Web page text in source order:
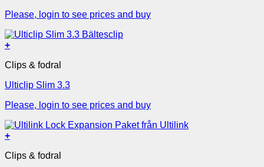
Please, login to see prices and buy
+
Clips & fodral
Ulticlip Slim 3.3
Please, login to see prices and buy
+
Clips & fodral